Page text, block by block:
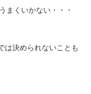
まくいかない・・・
は決められないことも